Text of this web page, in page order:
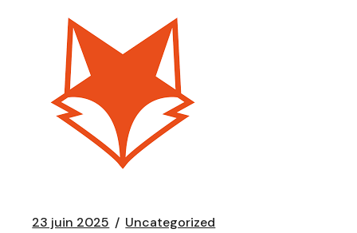
23 juin 2025 Uncategorized